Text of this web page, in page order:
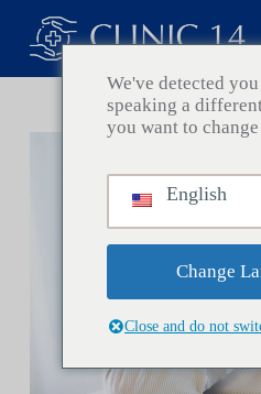
k
p
We've detected
speaking a
you want to
English
Change
Close and do not